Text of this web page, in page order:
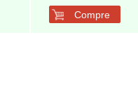
Compre